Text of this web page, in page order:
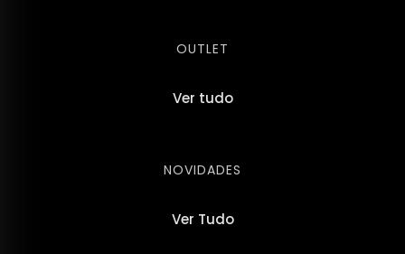
OUTLET
Ver tudo
NOVIDADES
Ver Tudo